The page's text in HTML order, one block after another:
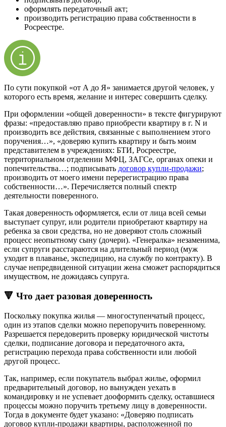
оформлять передаточный акт;
производить регистрацию права собственности в
Росреестре.
По сути покупкой «от А до Я» занимается другой человек, у
которого есть время, желание и интерес совершить сделку.
При оформлении «общей доверенности» в тексте фигурируют
фразы: «предоставляю право приобрести квартиру в г. N и
производить все действия, связанные с выполнением этого
поручения…», «доверяю купить квартиру и быть моим
представителем в учреждениях: БТИ, Росреестре,
территориальном отделении МФЦ, ЗАГСе, органах опеки и
попечительства…; подписывать договор купли-продажи;
производить от моего имени перерегистрацию права
собственности…». Перечисляется полный спектр
деятельности поверенного.
Такая доверенность оформляется, если от лица всей семьи
выступает супруг, или родители приобретают квартиру на
ребенка за свои средства, но не доверяют столь сложный
процесс неопытному сыну (дочери). «Генералка» незаменима,
если супруги расстараются на длительный период (муж
уходит в плаванье, экспедицию, на службу по контракту). В
случае непредвиденной ситуации жена сможет распорядиться
имуществом, не дожидаясь супруга.
🔻 Что дает разовая доверенность
Поскольку покупка жилья — многоступенчатый процесс,
один из этапов сделки можно перепоручить поверенному.
Разрешается передоверить проверку юридической чистоты
сделки, подписание договора и передаточного акта,
регистрацию перехода права собственности или любой
другой процесс.
Так, например, если покупатель выбрал жилье, оформил
предварительный договор, но вынужден уехать в
командировку и не успевает дооформить сделку, оставшиеся
процессы можно поручить третьему лицу в доверенности.
Тогда в документе будет указано: «Доверяю подписать
договор купли-продажи квартиры, расположенной по